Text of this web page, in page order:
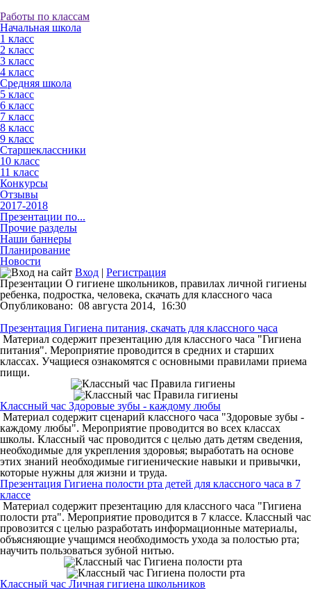
Работы по классам
Начальная школа
1 класс
2 класс
3 класс
4 класс
Средняя школа
5 класс
6 класс
7 класс
8 класс
9 класс
Старшеклассники
10 класс
11 класс
Конкурсы
Отзывы
2017-2018
Презентации по...
Прочие разделы
Наши баннеры
Планирование
Новости
Вход | Регистрация
Презентации О гигиене школьников, правилах личной гигиены
ребенка, подростка, человека, скачать для классного часа
Опубликовано: 08 августа 2014, 16:30
Презентация Гигиена питания, скачать для классного часа
Материал содержит презентацию для классного часа "Гигиена
питания". Мероприятие проводится в средних и старших
классах. Учащиеся ознакомятся с основными правилами приема
пищи.
Классный час Здоровые зубы - каждому любы
Материал содержит сценарий классного часа "Здоровые зубы -
каждому любы". Мероприятие проводится во всех классах
школы. Классный час проводится с целью дать детям сведения,
необходимые для укрепления здоровья; выработать на основе
этих знаний необходимые гигиенические навыки и привычки,
которые нужны для жизни и труда.
Презентация Гигиена полости рта детей для классного часа в 7
классе
Материал содержит презентацию для классного часа "Гигиена
полости рта". Мероприятие проводится в 7 классе. Классный час
провозится с целью разработать информационные материалы,
объясняющие учащимся необходимость ухода за полостью рта;
научить пользоваться зубной нитью.
Классный час Личная гигиена школьников